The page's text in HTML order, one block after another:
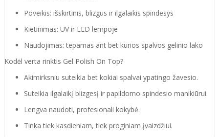
Poveikis: išskirtinis, blizgus ir ilgalaikis spindesys
Kietinimas: UV ir LED lempoje
Naudojimas: tepamas ant bet kurios spalvos gelinio lako
Kodėl verta rinktis Gel Polish On Top?
Akimirksniu suteikia bet kokiai spalvai ypatingo žavesio.
Suteikia ilgalaikį blizgesį ir papildomo spindesio manikiūrui.
Lengva naudoti, profesionali kokybė.
Tinka tiek kasdieniam, tiek proginiam įvaizdžiui.